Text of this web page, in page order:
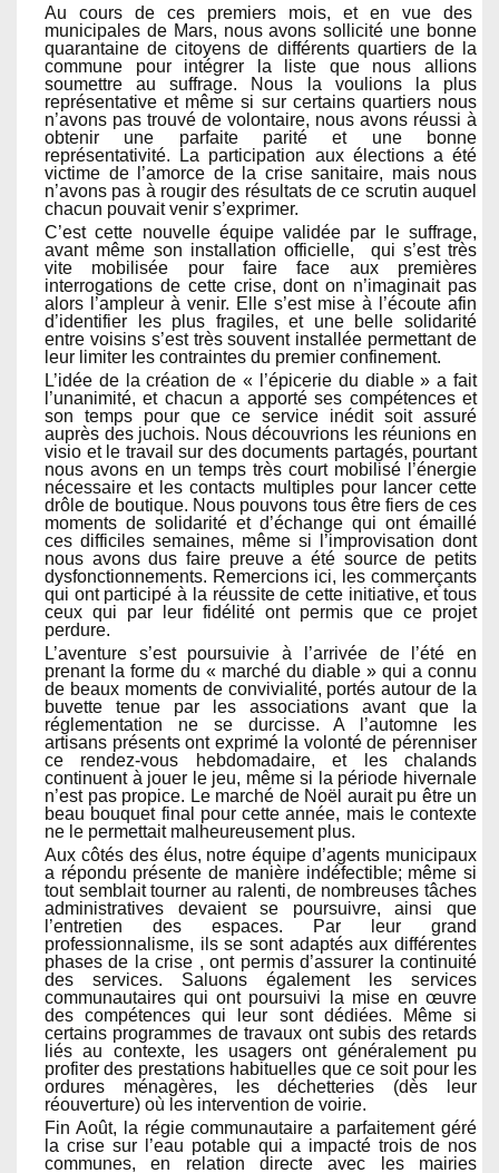
Au cours de ces premiers mois, et en vue des
municipales de Mars, nous avons sollicité une bonne
quarantaine de citoyens de différents quartiers de la
commune pour intégrer la liste que nous allions
soumettre au suffrage. Nous la voulions la plus
représentative et même si sur certains quartiers nous
n’avons pas trouvé de volontaire, nous avons réussi à
obtenir une parfaite parité et une bonne
représentativité. La participation aux élections a été
victime de l’amorce de la crise sanitaire, mais nous
n’avons pas à rougir des résultats de ce scrutin auquel
chacun pouvait venir s’exprimer.
C’est cette nouvelle équipe validée par le suffrage,
avant même son installation officielle, qui s’est très
vite mobilisée pour faire face aux premières
interrogations de cette crise, dont on n’imaginait pas
alors l’ampleur à venir. Elle s’est mise à l’écoute afin
d’identifier les plus fragiles, et une belle solidarité
entre voisins s’est très souvent installée permettant de
leur limiter les contraintes du premier confinement.
L’idée de la création de « l’épicerie du diable » a fait
l’unanimité, et chacun a apporté ses compétences et
son temps pour que ce service inédit soit assuré
auprès des juchois. Nous découvrions les réunions en
visio et le travail sur des documents partagés, pourtant
nous avons en un temps très court mobilisé l’énergie
nécessaire et les contacts multiples pour lancer cette
drôle de boutique. Nous pouvons tous être fiers de ces
moments de solidarité et d’échange qui ont émaillé
ces difficiles semaines, même si l’improvisation dont
nous avons dus faire preuve a été source de petits
dysfonctionnements. Remercions ici, les commerçants
qui ont participé à la réussite de cette initiative, et tous
ceux qui par leur fidélité ont permis que ce projet
perdure.
L’aventure s’est poursuivie à l’arrivée de l’été en
prenant la forme du « marché du diable » qui a connu
de beaux moments de convivialité, portés autour de la
buvette tenue par les associations avant que la
réglementation ne se durcisse. A l’automne les
artisans présents ont exprimé la volonté de pérenniser
ce rendez-vous hebdomadaire, et les chalands
continuent à jouer le jeu, même si la période hivernale
n’est pas propice. Le marché de Noël aurait pu être un
beau bouquet final pour cette année, mais le contexte
ne le permettait malheureusement plus.
Aux côtés des élus, notre équipe d’agents municipaux
a répondu présente de manière indéfectible; même si
tout semblait tourner au ralenti, de nombreuses tâches
administratives devaient se poursuivre, ainsi que
l’entretien des espaces. Par leur grand
professionnalisme, ils se sont adaptés aux différentes
phases de la crise , ont permis d’assurer la continuité
des services. Saluons également les services
communautaires qui ont poursuivi la mise en œuvre
des compétences qui leur sont dédiées. Même si
certains programmes de travaux ont subis des retards
liés au contexte, les usagers ont généralement pu
profiter des prestations habituelles que ce soit pour les
ordures ménagères, les déchetteries (dès leur
réouverture) où les intervention de voirie.
Fin Août, la régie communautaire a parfaitement géré
la crise sur l’eau potable qui a impacté trois de nos
communes, en relation directe avec les mairies